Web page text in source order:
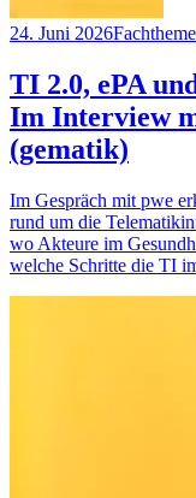
24. Juni 2026
TI 2.0, ePA
Im Interview
(gematik)
Im Gespräch mit pwe
rund um die
wo Akteure im
welche Schritte die TI